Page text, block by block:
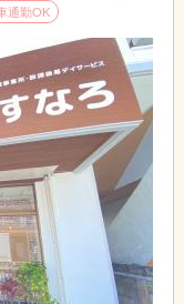
通勤OK